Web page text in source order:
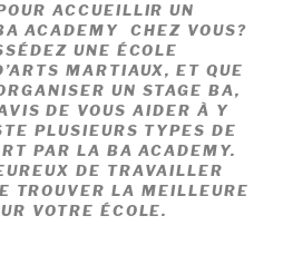
ACCUEILLIR UN
ACADEMY CHEZ VOUS?
UNE ÉCOLE
MARTIAUX, ET QUE
UN STAGE BA,
DE VOUS AIDER À Y
PLUSIEURS TYPES DE
PAR LA BA ACADEMY.
DE TRAVAILLER
TROUVER LA MEILLEURE
VOTRE ÉCOLE.